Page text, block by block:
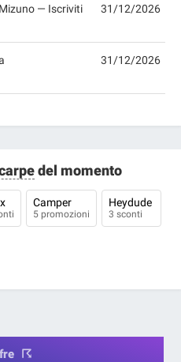
— Iscriviti
31/12/2026
31/12/2026
del momento
Camper
5 promozioni
Heydude
3 sconti